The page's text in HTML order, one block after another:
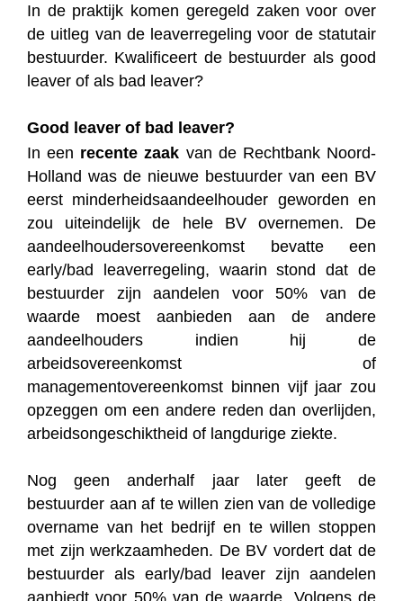
In de praktijk komen geregeld zaken voor over
de uitleg van de leaverregeling voor de statutair
bestuurder. Kwalificeert de bestuurder als good
leaver of als bad leaver?
Good leaver of bad leaver?
In een recente zaak van de Rechtbank Noord-
Holland was de nieuwe bestuurder van een BV
eerst minderheidsaandeelhouder geworden en
zou uiteindelijk de hele BV overnemen. De
aandeelhoudersovereenkomst bevatte een
early/bad leaverregeling, waarin stond dat de
bestuurder zijn aandelen voor 50% van de
waarde moest aanbieden aan de andere
aandeelhouders indien hij de
arbeidsovereenkomst of
managementovereenkomst binnen vijf jaar zou
opzeggen om een andere reden dan overlijden,
arbeidsongeschiktheid of langdurige ziekte.
Nog geen anderhalf jaar later geeft de
bestuurder aan af te willen zien van de volledige
overname van het bedrijf en te willen stoppen
met zijn werkzaamheden. De BV vordert dat de
bestuurder als early/bad leaver zijn aandelen
aanbiedt voor 50% van de waarde. Volgens de